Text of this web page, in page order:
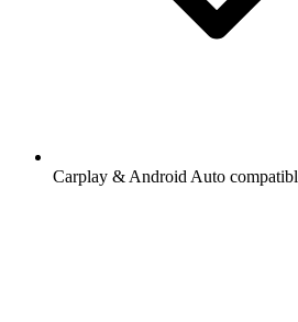
Carplay & Android Auto